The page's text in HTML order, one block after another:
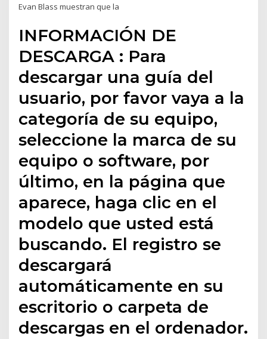
Evan Blass muestran que la
INFORMACIÓN DE
DESCARGA : Para
descargar una guía del
usuario, por favor vaya a la
categoría de su equipo,
seleccione la marca de su
equipo o software, por
último, en la página que
aparece, haga clic en el
modelo que usted está
buscando. El registro se
descargará
automáticamente en su
escritorio o carpeta de
descargas en el ordenador.